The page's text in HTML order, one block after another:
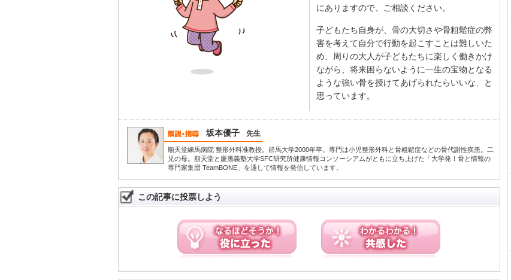
にありますので、ご相談ください。
子どもたち自身が、骨の大切さや骨粗鬆症の弊
害を考えて自分で行動を起こすことは難しいた
め、周りの大人が子どもたちに楽しく働きかけ
ながら、将来困らないように一生の宝物となる
ような強い骨を授けてあげられたらいいな、と
思っています。
坂本優子 先生
順天堂練馬病院 整形外科准教授。群馬大学2000年卒。専門は小児整形外科と骨粗鬆症などの骨代謝性疾患。二
児の母。順天堂と慶應義塾大学SFC研究所健康情報コンソーシアムがともに立ち上げた「大学発！骨と情報の
専門家集団 TeamBONE」を通して情報を発信しています。
この記事に投票しよう